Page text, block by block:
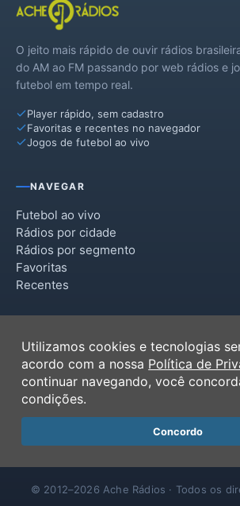
O jeito mais rápido de ouvir rádios
do AM ao FM passando por web rádios e
futebol em tempo real.
Player rápido, sem cadastro
Favoritas e recentes no navegador
Jogos de futebol ao vivo
NAVEGAR
Futebol ao vivo
Rádios por cidade
Rádios por segmento
Favoritas
Recentes
Termos de Uso
Política de Privacidade
Ferramentas
Contato
© 2012–2026 Ache Rádios · Todos os
Utilizamos cookies e tecnologias
acordo com a nossa Política de
continuar navegando, você
condições.
Concordo